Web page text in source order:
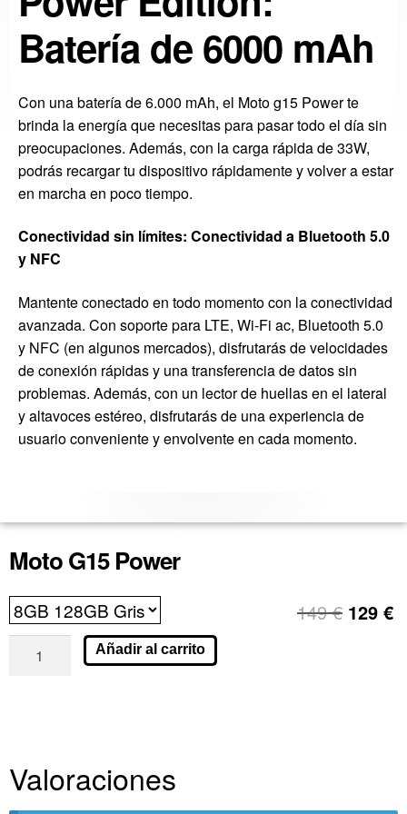
Batería de 6000 mAh
Con una batería de 6.000 mAh, el Moto g15 Power te
brinda la energía que necesitas para pasar todo el día sin
preocupaciones. Además, con la carga rápida de 33W,
podrás recargar tu dispositivo rápidamente y volver a estar
en marcha en poco tiempo.
Conectividad sin límites: Conectividad a Bluetooth 5.0
y NFC
Mantente conectado en todo momento con la conectividad
avanzada. Con soporte para LTE, Wi-Fi ac, Bluetooth 5.0
y NFC (en algunos mercados), disfrutarás de velocidades
de conexión rápidas y una transferencia de datos sin
problemas. Además, con un lector de huellas en el lateral
y altavoces estéreo, disfrutarás de una experiencia de
usuario conveniente y envolvente en cada momento.
Moto G15 Power
149€ 129 €
Añadir al carrito
Valoraciones